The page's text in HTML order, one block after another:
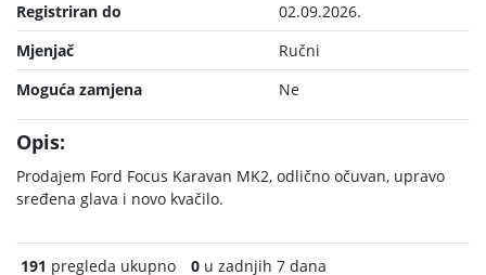
Registriran do
02.09.2026.
Mjenjač
Ručni
Moguća zamjena
Ne
Opis:
Prodajem Ford Focus Karavan MK2, odlično očuvan, upravo
sređena glava i novo kvačilo.
191 pregleda ukupno 0 u zadnjih 7 dana